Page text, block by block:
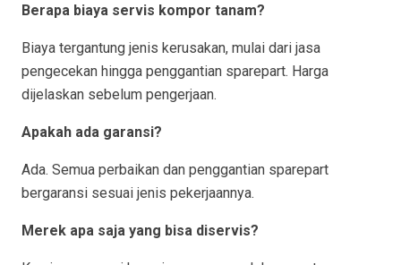
Berapa biaya servis kompor tanam?
Biaya tergantung jenis kerusakan, mulai dari jasa
pengecekan hingga penggantian sparepart. Harga
dijelaskan sebelum pengerjaan.
Apakah ada garansi?
Ada. Semua perbaikan dan penggantian sparepart
bergaransi sesuai jenis pekerjaannya.
Merek apa saja yang bisa diservis?